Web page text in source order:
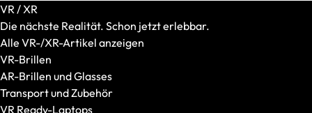
VR / XR
Die nächste Realität. Schon jetzt erlebbar.
Alle VR-/XR-Artikel anzeigen
VR-Brillen
AR-Brillen und Glasses
Transport und Zubehör
VR Ready-Laptops